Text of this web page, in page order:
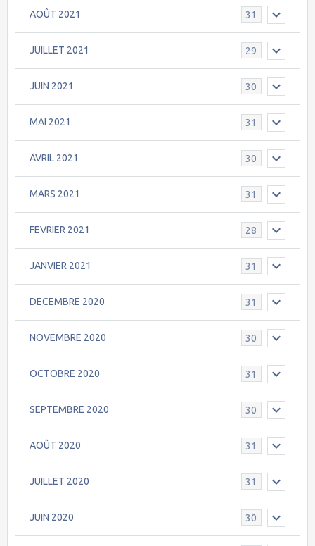
AOÛT 2021 31
JUILLET 2021 29
JUIN 2021 30
MAI 2021 31
AVRIL 2021 30
MARS 2021 31
FEVRIER 2021 28
JANVIER 2021 31
DECEMBRE 2020 31
NOVEMBRE 2020 30
OCTOBRE 2020 31
SEPTEMBRE 2020 30
AOÛT 2020 31
JUILLET 2020 31
JUIN 2020 30